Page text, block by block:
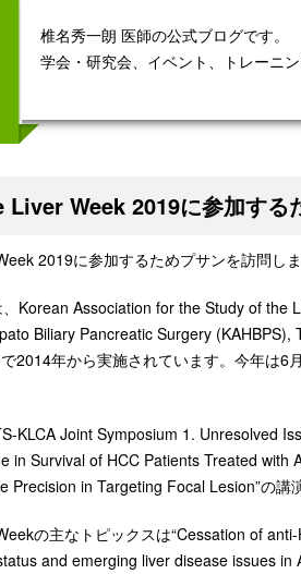
椎名秀一朗 医師の公式ブログです。
学会・研究会、イベント、トレーニ
Liver Week 2019に参加す
2019に参加するためプサンを訪問しま
Korean Association for the Study of the
Biliary Pancreatic Surgery
2014年から実施されています。今年は
KLCA Joint Symposium 1. Unresolved
in Survival of HCC Patients Treated
Precision in Targeting Focal Lesion”の講
の主なトピックスは“Cessation of
and emerging liver disease issues